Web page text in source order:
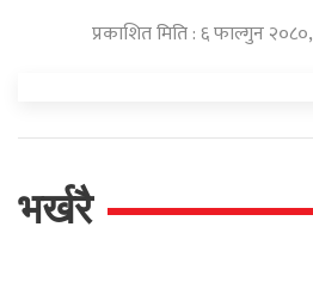
प्रकाशित मिति : ६ फाल्गुन
भर्खरै